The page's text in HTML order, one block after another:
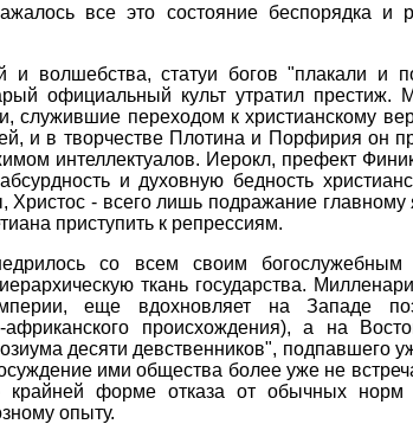
все это состояние беспорядка и
и волшебства, статуи богов "плакали и
официальный культ утратил престиж.
служившие переходом к христианскому
и в творчестве Плотина и Порфирия он
интеллектуалов. Иерокл, префект
и духовную бедность
- всего лишь подражание
приступить к репрессиям.
со всем своим
ткань государства.
еще вдохновляет на Западе
африканского происхождения), а на
десяти девственников", подпавшего
ими общества более уже не
крайней форме отказа от обычных
опыту.